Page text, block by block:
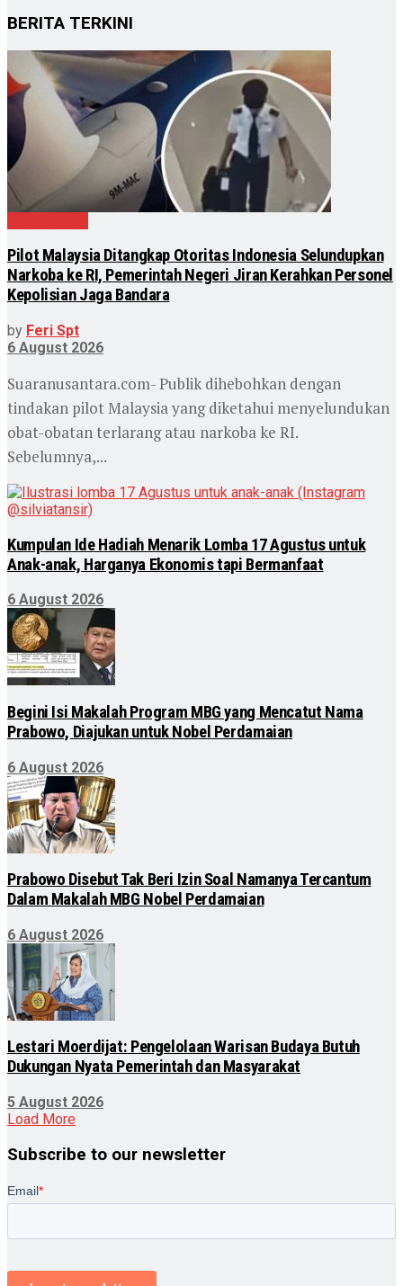
BERITA TERKINI
Pilot Malaysia Ditangkap Otoritas Indonesia Selundupkan
Narkoba ke RI, Pemerintah Negeri Jiran Kerahkan Personel
Kepolisian Jaga Bandara
by Feri Spt
6 August 2026
Suaranusantara.com- Publik dihebohkan dengan
tindakan pilot Malaysia yang diketahui menyelundukan
obat-obatan terlarang atau narkoba ke RI.
Sebelumnya,...
Kumpulan Ide Hadiah Menarik Lomba 17 Agustus untuk
Anak-anak, Harganya Ekonomis tapi Bermanfaat
6 August 2026
Begini Isi Makalah Program MBG yang Mencatut Nama
Prabowo, Diajukan untuk Nobel Perdamaian
6 August 2026
Prabowo Disebut Tak Beri Izin Soal Namanya Tercantum
Dalam Makalah MBG Nobel Perdamaian
6 August 2026
Lestari Moerdijat: Pengelolaan Warisan Budaya Butuh
Dukungan Nyata Pemerintah dan Masyarakat
5 August 2026
Load More
Subscribe to our newsletter